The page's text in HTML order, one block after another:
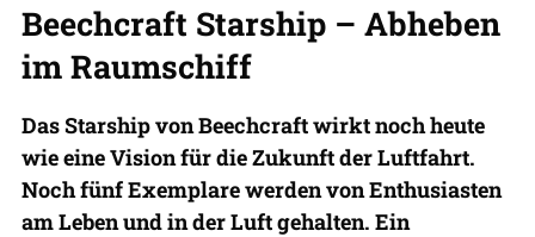
Beechcraft Starship – Abheben
im Raumschiff
Das Starship von Beechcraft wirkt noch heute
wie eine Vision für die Zukunft der Luftfahrt.
Noch fünf Exemplare werden von Enthusiasten
am Leben und in der Luft gehalten. Ein